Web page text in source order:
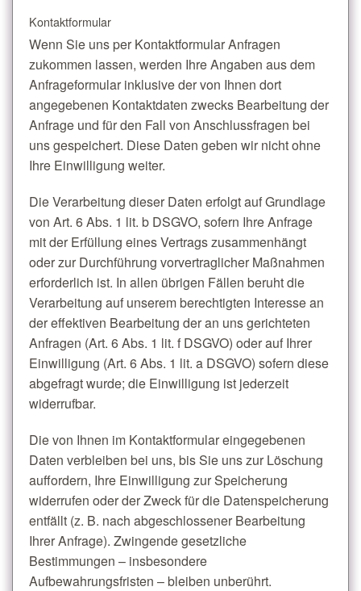
Kontaktformular
Wenn Sie uns per Kontaktformular Anfragen
zukommen lassen, werden Ihre Angaben aus dem
Anfrageformular inklusive der von Ihnen dort
angegebenen Kontaktdaten zwecks Bearbeitung der
Anfrage und für den Fall von Anschlussfragen bei
uns gespeichert. Diese Daten geben wir nicht ohne
Ihre Einwilligung weiter.
Die Verarbeitung dieser Daten erfolgt auf Grundlage
von Art. 6 Abs. 1 lit. b DSGVO, sofern Ihre Anfrage
mit der Erfüllung eines Vertrags zusammenhängt
oder zur Durchführung vorvertraglicher Maßnahmen
erforderlich ist. In allen übrigen Fällen beruht die
Verarbeitung auf unserem berechtigten Interesse an
der effektiven Bearbeitung der an uns gerichteten
Anfragen (Art. 6 Abs. 1 lit. f DSGVO) oder auf Ihrer
Einwilligung (Art. 6 Abs. 1 lit. a DSGVO) sofern diese
abgefragt wurde; die Einwilligung ist jederzeit
widerrufbar.
Die von Ihnen im Kontaktformular eingegebenen
Daten verbleiben bei uns, bis Sie uns zur Löschung
auffordern, Ihre Einwilligung zur Speicherung
widerrufen oder der Zweck für die Datenspeicherung
entfällt (z. B. nach abgeschlossener Bearbeitung
Ihrer Anfrage). Zwingende gesetzliche
Bestimmungen – insbesondere
Aufbewahrungsfristen – bleiben unberührt.